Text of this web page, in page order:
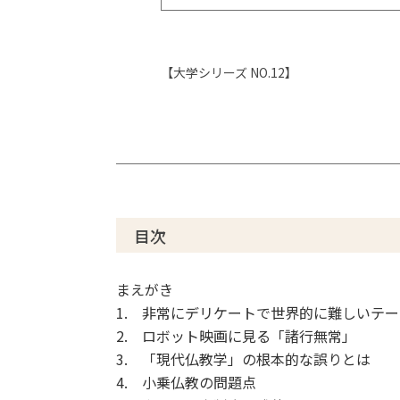
【大学シリーズ NO.12】
目次
まえがき
1. 非常にデリケートで世界的に難しいテ
2. ロボット映画に見る「諸行無常」
3. 「現代仏教学」の根本的な誤りとは
4. 小乗仏教の問題点